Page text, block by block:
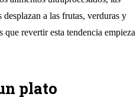
desplazan a las frutas, verduras y
revertir esta tendencia empieza
plato